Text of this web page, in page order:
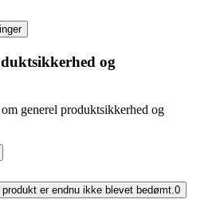
og
generel produktsikkerhed og
produkt er endnu ikke blevet bedømt.0